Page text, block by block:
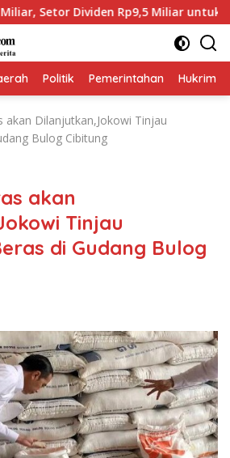
Rp9,5 Miliar untuk PAD
Politik Pemerintahan Hukrim
akan Dilanjutkan,Jokowi Tinjau
Bulog Cibitung
akan
Tinjau
di Gudang Bulog